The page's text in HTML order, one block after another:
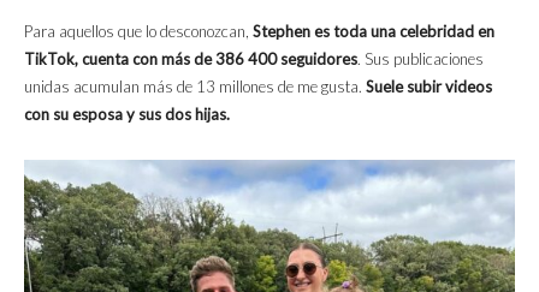
Para aquellos que lo desconozcan, Stephen es toda una celebridad en
TikTok, cuenta con más de 386 400 seguidores. Sus publicaciones
unidas acumulan más de 13 millones de me gusta. Suele subir videos
con su esposa y sus dos hijas.